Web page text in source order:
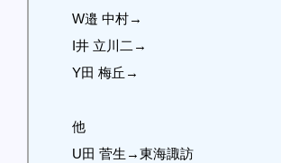
W邉 中村→
I井 立川二→
Y田 梅丘→
他
U田 菅生→東海諏訪